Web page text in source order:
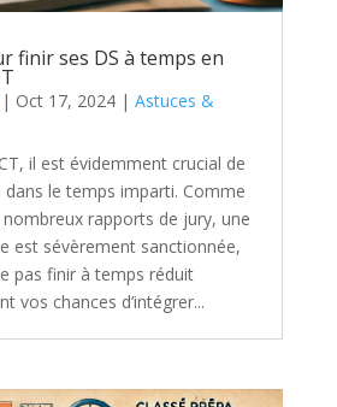
finir ses DS à temps en
Oct 17, 2024| Astuces &
il est évidemment crucial de
le temps imparti. Comme
rapports de jury, une
est sévèrement sanctionnée,
pas finir à temps réduit
vos chances d’intégrer...